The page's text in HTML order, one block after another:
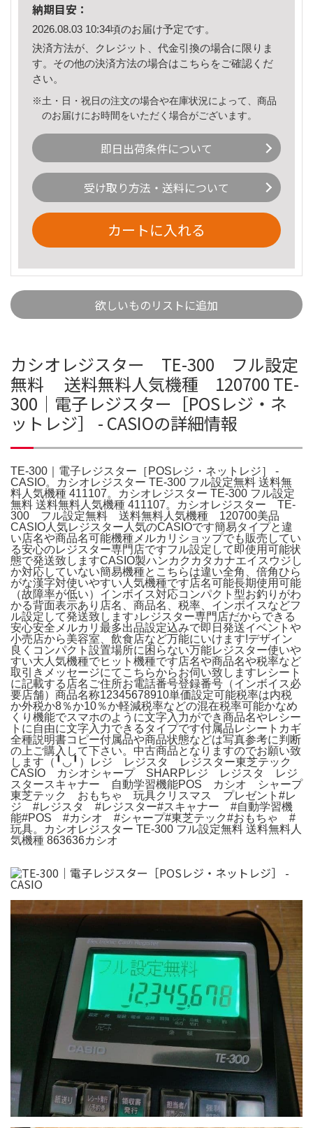
納期目安：
2026.08.03 10:34頃のお届け予定です。
決済方法が、クレジット、代金引換の場合に限りま
す。その他の決済方法の場合はこちら をご確認くだ
さい。
※土・日・祝日の注文の場合や在庫状況によって、商品
のお届けにお時間をいただく場合がございます。
即日出荷条件について
受け取り方法・送料について
カートに入れる
欲しいものリストに追加
カシオレジスター TE-300 フル設定
無料 送料無料人気機種 120700 TE-
300｜電子レジスター［POSレジ・ネ
ットレジ］ - CASIOの詳細情報
TE-300｜電子レジスター［POSレジ・ネットレジ］ -
CASIO。カシオレジスター TE-300 フル設定無料 送料無
料人気機種 411107。カシオレジスター TE-300 フル設定
無料 送料無料人気機種 411107。カシオレジスター TE-
300 フル設定無料 送料無料人気機種 120700美品
CASIO人気レジスター人気のCASIOです簡易タイプと違
い店名や商品名可能機種メルカリショップでも販売してい
る安心のレジスター専門店ですフル設定して即使用可能状
態で発送致しますCASIO製ハンカクカタカナエイスウジし
か対応していない簡易機種とこちらは違い全角、倍角ひら
がな漢字対使いやすい人気機種です店名可能長期使用可能
（故障率が低い）インボイス対応コンパクト型お釣りがわ
かる背面表示あり店名、商品名、税率、インボイスなどフ
ル設定して発送致します♪レジスター専門店だからできる
安心安全メルカリ最多出品設定込みで即日発送イベントや
小売店から美容室、飲食店など万能にいけます!デザイン
良くコンパクト設置場所に困らない万能レジスター使いや
すい大人気機種でヒット機種です店名や商品名や税率など
取引きメッセージにてこちらからお伺い致しますレシート
に記載する店名ご住所お電話番号登録番号（インボイス必
要店舗）商品名称12345678910単価設定可能税率は内税
か外税か8％か10％か軽減税率などの混在税率可能かなめ
くり機能でスマホのように文字入力ができ商品名やレシー
トに自由に文字入力できるタイプです付属品レシートカギ
全種説明書コピー付属品や商品状態などは写真参考に判断
の上ご購入して下さい。中古商品となりますのでお願い致
します（╹◡╹）レジ レジスタ レジスター東芝テック
CASIO カシオシャープ SHARPレジ レジスタ レジ
スタースキャナー 自動学習機能POS カシオ シャープ
東芝テック おもちゃ 玩具クリスマス プレゼント#レ
ジ #レジスタ #レジスター#スキャナー #自動学習機
能#POS #カシオ #シャープ#東芝テック#おもちゃ #
玩具。カシオレジスター TE-300 フル設定無料 送料無料人
気機種 863636カシオ